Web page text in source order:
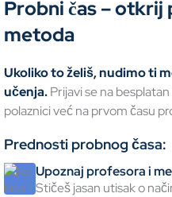
Probni čas – otkrij
metoda
Ukoliko to želiš, nudimo ti
učenja.Prijavi se na
polazniciveć na prvom času
Prednosti probnog časa:
Upoznaj profesora i
Stičeš jasan utisak o